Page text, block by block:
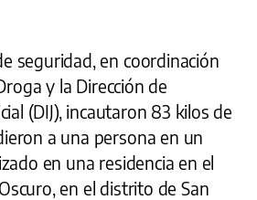
seguridad, en coordinación
y la Dirección de
(DIJ), incautaron 83 kilos de
a una persona en un
en una residencia en el
en el distrito de San